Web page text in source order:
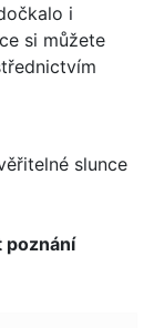
i
si můžete
slunce
poznání